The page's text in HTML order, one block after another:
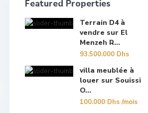
Featured Properties
Terrain D4 à
vendre sur El
Menzeh R...
93.500.000 Dhs
villa meublée à
louer sur Souissi
O...
100.000 Dhs/mois